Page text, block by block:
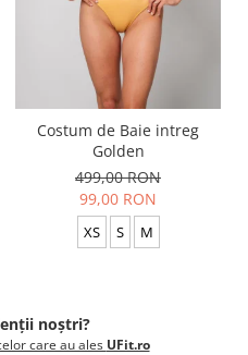
Costum de Baie intreg
Golden
499,00 RON
99,00 RON
XS S M
noștri?
care au ales UFit.ro